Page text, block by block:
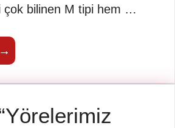
çok bilinen M tipi hem …